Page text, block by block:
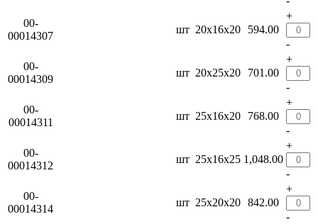
00-
00014307
шт 20х16х20 594.00
+
-
00-
00014309
шт 20х25х20 701.00
+
-
00-
00014311
шт 25х16х20 768.00
+
-
00-
00014312
шт 25х16х25 1,048.00
+
-
00-
00014314
шт 25х20х20 842.00
+
-